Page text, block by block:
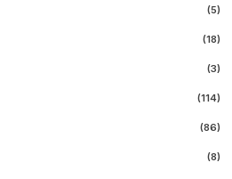
(5)
(18)
(3)
(114)
(86)
(8)